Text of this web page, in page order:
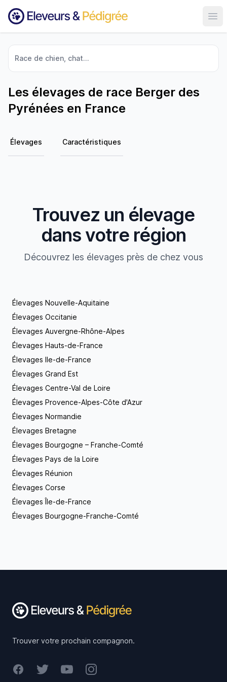
Race de chien, chat...
Les élevages de race Berger des
Pyrénées en France
Élevages Caractéristiques
Trouvez un élevage
dans votre région
Découvrez les élevages près de chez vous
Élevages Nouvelle-Aquitaine
Élevages Occitanie
Élevages Auvergne-Rhône-Alpes
Élevages Hauts-de-France
Élevages Ile-de-France
Élevages Grand Est
Élevages Centre-Val de Loire
Élevages Provence-Alpes-Côte d'Azur
Élevages Normandie
Élevages Bretagne
Élevages Bourgogne – Franche-Comté
Élevages Pays de la Loire
Élevages Réunion
Élevages Corse
Élevages Île-de-France
Élevages Bourgogne-Franche-Comté
Trouver votre prochain compagnon.
FacebookTwitterYoutubeInstagram